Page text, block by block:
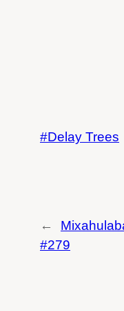
Delay Trees
←
#279